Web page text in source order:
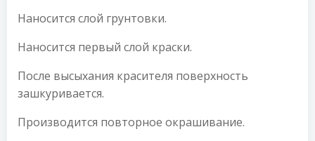
Наносится слой грунтовки.
Наносится первый слой краски.
После высыхания красителя поверхность
зашкуривается.
Производится повторное окрашивание.